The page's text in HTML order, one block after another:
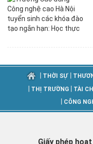
THỜI SỰ
THỊ TRƯỜNG TÀI
CÔNG
Giấy phép